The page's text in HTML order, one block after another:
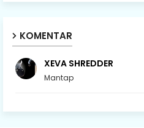
KOMENTAR
XEVA SHREDDER
Mantap